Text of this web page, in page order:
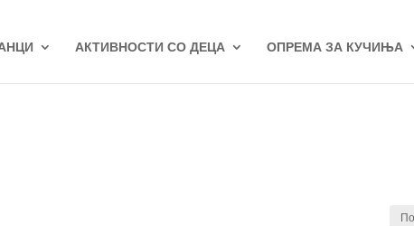
АКТИВНОСТИ СО ДЕЦА ОПРЕМА ЗА КУЧИЊА